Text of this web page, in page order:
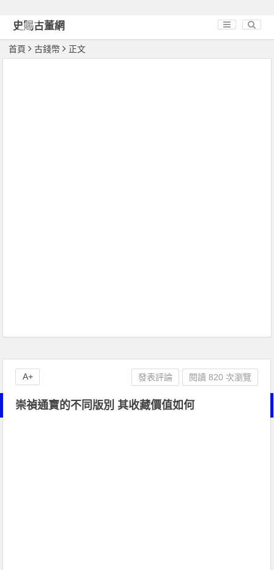
史賜古董網
首頁 古錢幣 正文
崇禎通寶的不同版別 其收藏價值如何
發表評論 閱讀 820 次瀏覽
A+